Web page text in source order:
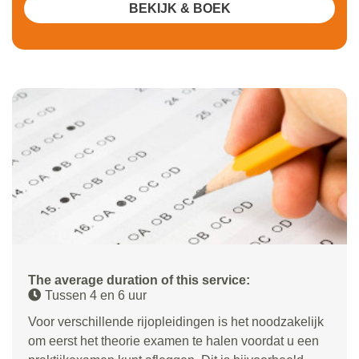
The average duration of this service:
Tussen 4 en 6 uur
Voor verschillende rijopleidingen is het noodzakelijk
om eerst het theorie examen te halen voordat u een
BEKIJK & BOEK